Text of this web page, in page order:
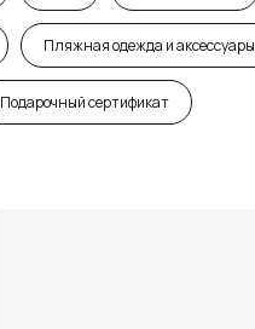
Пляжная одежда и аксессуары
Подарочный сертификат